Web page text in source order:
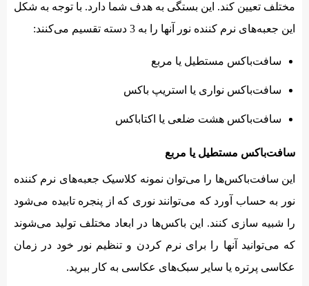
مختلف تعیین کند. این بستگی به هدف شما دارد. با توجه به شکل
این جعبه‌های نرم کننده نور آنها را به 3 دسته تقسیم می‌کنند:
سافت‌باکس مستطیل یا مربع
سافت‌باکس نواری یا استریپ باکس
سافت‌باکس هشت ضلعی یا اکتاباکس
سافت‌باکس مستطیل یا مربع
این سافت‌باکس‌ها را می‌توان نمونه کلاسیک جعبه‌های نرم کننده
نور به حساب آورد که می‌توانند نوری که از پنجره تابیده می‌شود
را شبیه سازی کنند. این باکس‌ها در ابعاد مختلف تولید می‌شوند
که می‌توانید آنها را برای نرم کردن و تنظیم نور خود در زمان
عکاسی پرتره یا سایر سبک‌های عکاسی به کار ببرید.